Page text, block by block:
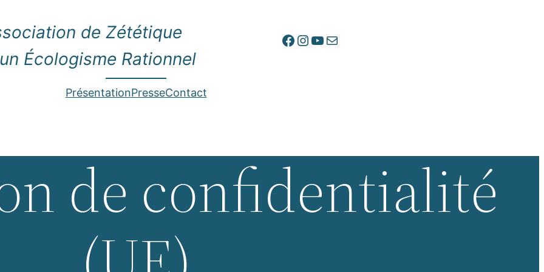
de Zététique
Écologisme Rationnel
Lien vers Facebook Instagram YouTube E-mail
PrésentationPresseContact
de confidentialité